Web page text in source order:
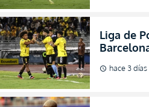
Liga de
dónde
de final
schedule hace 3 días